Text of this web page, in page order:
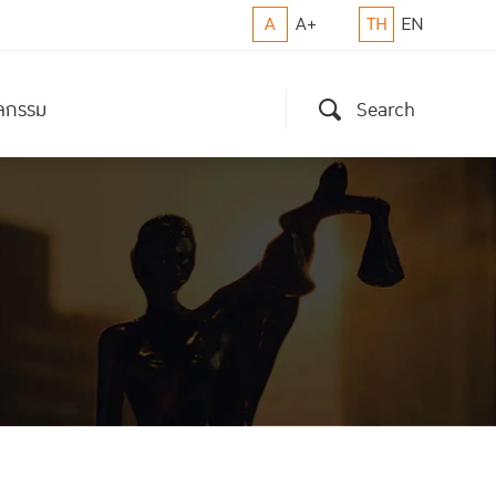
A A+ TH EN
รรม Search